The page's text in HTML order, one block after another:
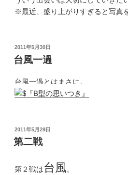
※最近、盛り上がりすぎると写真
投
稿
日:
2011年5月30日
台風一過
台風一過とはまさに。
投
稿
日:
2011年5月29日
第二戦
第２戦は台風。